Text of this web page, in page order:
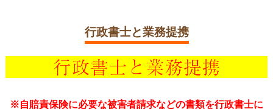
行政書士と業務提携
※自賠責保険に必要な被害者請求などの書類を行政書士に